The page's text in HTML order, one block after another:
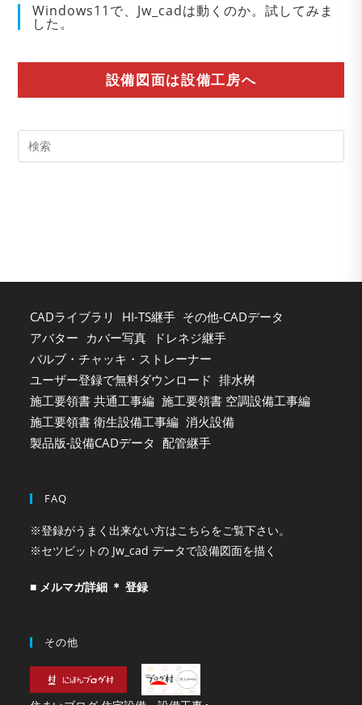
Windows11で、Jw_cadは動くのか。試してみま
した。
設備図面は設備工房へ
CADライブラリ HI-TS継手 その他-CADデータ
アバター カバー写真
ドレネジ継手
バルブ・チャッキ・ストレーナー
ユーザー登録で無料ダウンロード 排水桝
施工要領書 共通工事編 施工要領書 空調設備工事編
施工要領書 衛生設備工事編 消火設備
製品版-設備CADデータ 配管継手
FAQ
※登録がうまく出来ない方はこちらをご覧下さい。
※セツビットの Jw_cad データで設備図面を描く
■ メルマガ詳細 ＊ 登録
その他